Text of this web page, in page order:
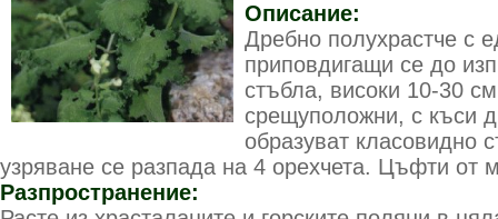
Описание:
Дребно полухрастче с
приповдигащи се до
стъбла, високи 10-30
срещуположни, с къси
образуват класовидно
узряване се разпада на 4 орехчета. Цъфти от
Разпространение: